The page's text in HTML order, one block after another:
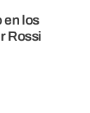
en los
Rossi